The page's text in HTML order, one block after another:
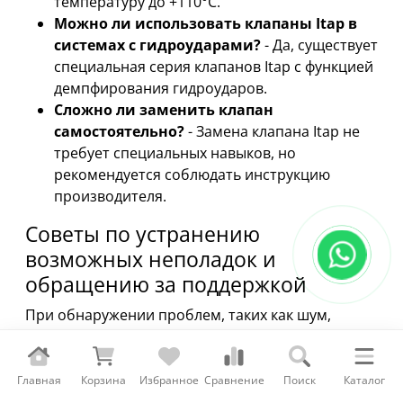
Главная Корзина Избранное Сравнение Поиск Каталог
Можно ли использовать клапаны Itap в
системах с гидроударами?- Да, существует
специальная серия клапанов Itap с функцией
демпфирования гидроударов.
Сложно ли заменить клапан
самостоятельно?- Замена клапана Itap не
требует специальных навыков, но
рекомендуется соблюдать инструкцию
производителя.
Советы по устранению
возможных неполадок и
обращению за поддержкой
При обнаружении проблем, таких как шум,
первоначально проверьте герметичность всех
соединений и состояние уплотнительных колец.